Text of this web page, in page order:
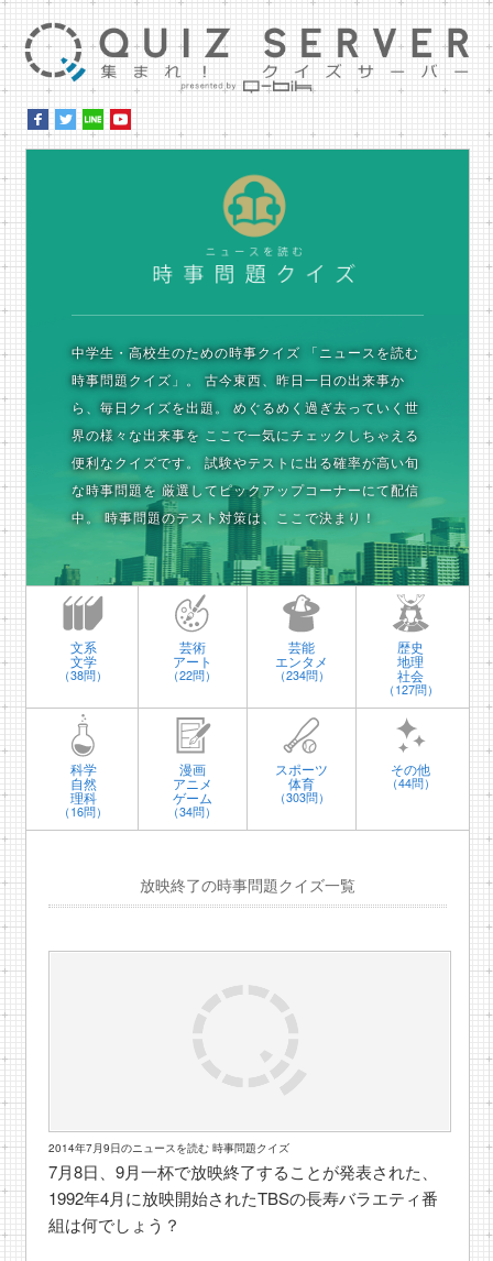
中学生・高校生のための時事クイズ 「ニュースを読む
時事問題クイズ」。
古今東西、昨日一日の出来事か
ら、毎日クイズを出題。
めぐるめく過ぎ去っていく世
界の様々な出来事を ここで一気にチェックしちゃえる
便利なクイズです。
試験やテストに出る確率が高い旬
な時事問題を 厳選してピックアップコーナーにて配信
中。
時事問題のテスト対策は、ここで決まり！
文系
文学
（38問）
芸術
アート
（22問）
芸能
エンタメ
（234問）
歴史
地理
社会
（127問）
科学
自然
理科
（16問）
漫画
アニメ
ゲーム
（34問）
スポーツ
体育
（303問）
その他
（44問）
放映終了の時事問題クイズ一覧
2014年7月9日のニュースを読む 時事問題クイズ
7月8日、9月一杯で放映終了することが発表された、
1992年4月に放映開始されたTBSの長寿バラエティ番
組は何でしょう？